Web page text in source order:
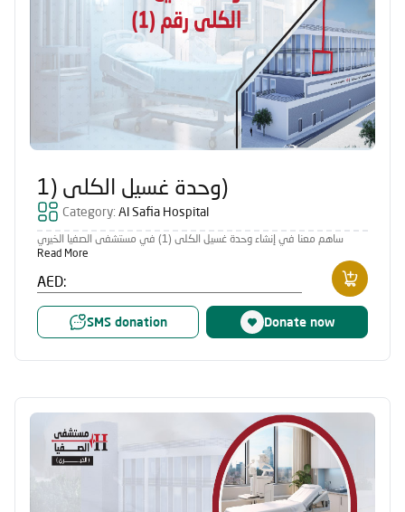
وحدة غسيل الكلى (1)
Category: Al Safia Hospital
ساهم معنا في إنشاء وحدة غسيل الكلى (1) في مستشفى الصفيا الخيري
Read More
AED:
SMS donation Donate now